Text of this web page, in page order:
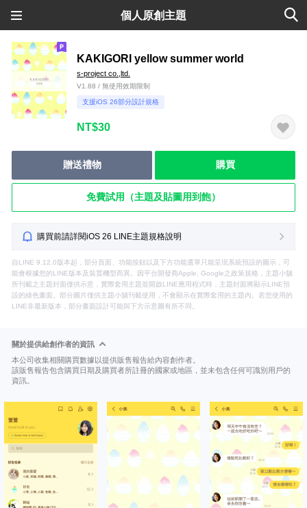
個人原創主題
KAKIGORI yellow summer world
s-project co.,ltd.
V1.88 / 無使用效期限制
支援iOS 26部分設計規格
NT$30
贈送禮物 購買
免費試用（主題及貼圖用到飽）
購買前請詳閱iOS 26 LINE主題規格說明
自LINE 9.12.0版本起，部分頁面、功能按鈕以及下方功能選單只能呈現系統預設的圖示，可
能會根據您的LINE版本及裝置機型而異。因平台開發商Apple, Google之政策規格，主題小舖
所刊載之主題封面僅供示意，實際套用主題並開啟LINE應用程式時，主題封面將顯示LINE預
設的綠色畫面。部分圖片僅供主題小舖刊載使用，不會顯示在實際套用的主題內。若您使用的
LINE非最新版本，部分畫面設計可能與下方示意圖有所不同。
關於提供給創作者的資訊
本公司收集相關購買數據以提供販售報告給內容創作者。
該販售報告包含購買日期及購買者所註冊的國家或地區，並未包含任何可識別用戶的
資訊。